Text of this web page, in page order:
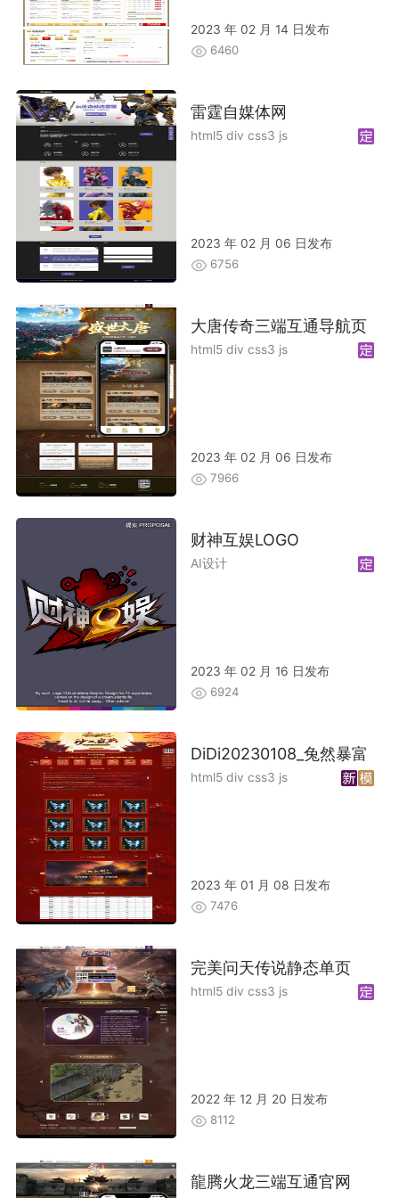
2023 年 02 月 14 日发布
6460
雷霆自媒体网
html5 div css3 js
2023 年 02 月 06 日发布
6756
大唐传奇三端互通导航页
html5 div css3 js
2023 年 02 月 06 日发布
7966
财神互娱LOGO
AI设计
2023 年 02 月 16 日发布
6924
DiDi20230108_兔然暴富
html5 div css3 js
2023 年 01 月 08 日发布
7476
完美问天传说静态单页
html5 div css3 js
2022 年 12 月 20 日发布
8112
龍腾火龙三端互通官网